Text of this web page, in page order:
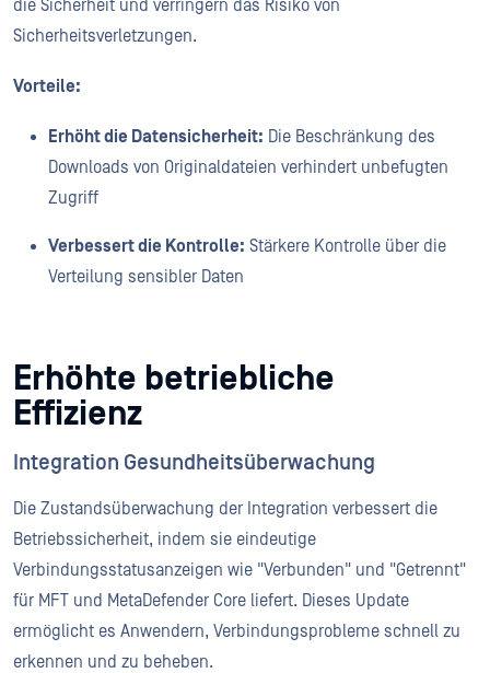
die Sicherheit und verringern das Risiko von
Sicherheitsverletzungen.
Vorteile:
Erhöht die Datensicherheit: Die Beschränkung des
Downloads von Originaldateien verhindert unbefugten
Zugriff
Verbessert die Kontrolle: Stärkere Kontrolle über die
Verteilung sensibler Daten
Erhöhte betriebliche
Effizienz
Integration Gesundheitsüberwachung
Die Zustandsüberwachung der Integration verbessert die
Betriebssicherheit, indem sie eindeutige
Verbindungsstatusanzeigen wie "Verbunden" und "Getrennt"
für MFT und MetaDefender Core liefert. Dieses Update
ermöglicht es Anwendern, Verbindungsprobleme schnell zu
erkennen und zu beheben.